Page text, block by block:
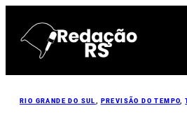
para
RIO GRANDE DO SUL , PREVISÃO DO TEMPO,